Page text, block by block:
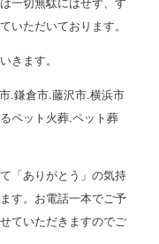
いただいております。
きます。
.鎌倉市.藤沢市.横浜市
ペット火葬.ペット葬
「ありがとう」の気持
す。お電話一本でご予
ていただきますのでご